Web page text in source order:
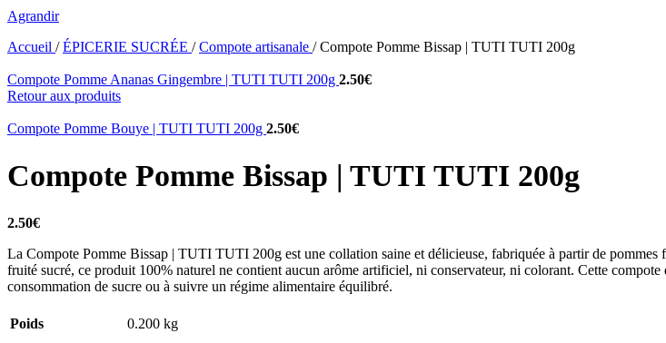
Agrandir
Accueil / ÉPICERIE SUCRÉE / Compote artisanale / Compote Pomme Bissap | TUTI TUTI 200g
Compote Pomme Ananas Gingembre | TUTI TUTI 200g 2.50€
Retour aux produits
Compote Pomme Bouye | TUTI TUTI 200g 2.50€
Compote Pomme Bissap | TUTI TUTI 200g
2.50€
La Compote Pomme Bissap | TUTI TUTI 200g est une collation saine et délicieuse, fabriquée à partir de
fruité sucré, ce produit 100% naturel ne contient aucun arôme artificiel, ni conservateur, ni colorant. Cette
consommation de sucre ou à suivre un régime alimentaire équilibré.
Poids 0.200 kg